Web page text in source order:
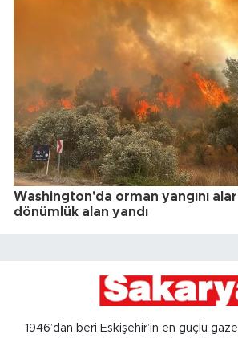
Washington'da orman yangını
dönümlük alan yandı
1946’dan beri Eskişehir’in en güçlü